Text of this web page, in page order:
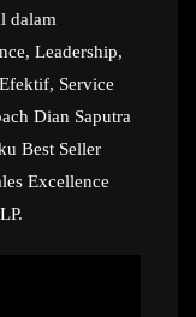
dalam
Leadership,
Service
Dian Saputra
Best Seller
Excellence